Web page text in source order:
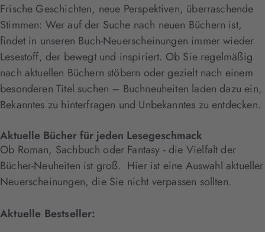
Frische Geschichten, neue Perspektiven, überraschende
Stimmen: Wer auf der Suche nach neuen Büchern ist,
findet in unseren Buch-Neuerscheinungen immer wieder
Lesestoff, der bewegt und inspiriert. Ob Sie regelmäßig
nach aktuellen Büchern stöbern oder gezielt nach einem
besonderen Titel suchen – Buchneuheiten laden dazu ein,
Bekanntes zu hinterfragen und Unbekanntes zu entdecken.
Aktuelle Bücher für jeden Lesegeschmack
Ob Roman, Sachbuch oder Fantasy - die Vielfalt der
Bücher-Neuheiten ist groß. Hier ist eine Auswahl aktueller
Neuerscheinungen, die Sie nicht verpassen sollten.
Aktuelle Bestseller: